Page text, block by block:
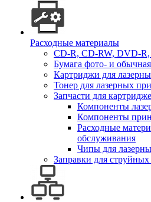
Расходные материалы
CD-R, CD-RW, DVD-
Бумага фото- и обычная
Картриджи для
Тонер для лазерных
Запчасти для
Компоненты
Компоненты
Расходные
обслуживания
Чипы для
Заправки для